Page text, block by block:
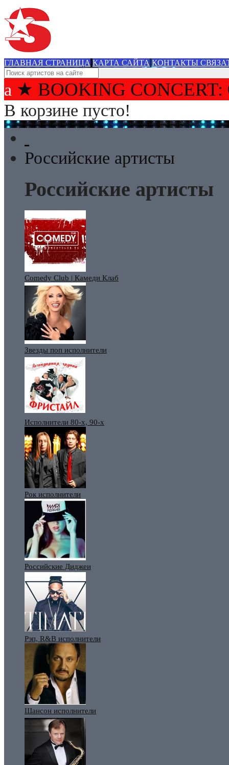
ГЛАВНАЯ СТРАНИЦА КАРТА САЙТА КОНТАКТЫ
★ BOOKING
В корзине пусто!
Российские артисты
Российские артисты
Comedy Club | Камеди Клаб
Звезды поп исполнители
Исполнители 80-х, 90-х
Рок исполнители
Российские Диджеи
Рэп, R&B исполнители
Шансон исполнители